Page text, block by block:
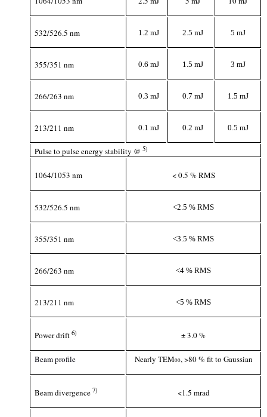
532/526.5 nm 1.2 mJ 2.5 mJ 5 mJ
355/351 nm 0.6 mJ 1.5 mJ 3 mJ
266/263 nm 0.3 mJ 0.7 mJ 1.5 mJ
213/211 nm 0.1 mJ 0.2 mJ 0.5 mJ
Pulse to pulse energy stability @5)
1064/1053 nm < 0.5 % RMS
532/526.5 nm <2.5 % RMS
355/351 nm <3.5 % RMS
266/263 nm <4 % RMS
213/211 nm <5 % RMS
Power drift6) ± 3.0 %
Beam profile Nearly TEM00, >80 % fit to Gaussian
Beam divergence7) <1.5 mrad